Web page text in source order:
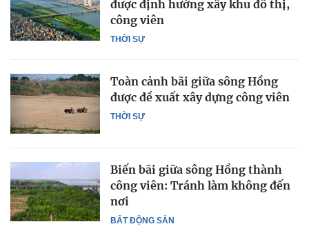
THỜI SỰ
được định hướng xây khu đô thị,
công viên
THỜI SỰ
Toàn cảnh bãi giữa sông Hồng
được đề xuất xây dựng công viên
BẤT ĐỘNG SẢN
Biến bãi giữa sông Hồng thành
công viên: Tránh làm không đến
nơi